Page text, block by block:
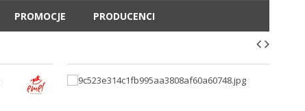
PROMOCJE PRODUCENCI